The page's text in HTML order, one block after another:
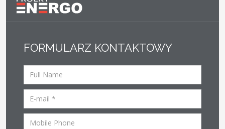
FORMULARZ KONTAKTOWY